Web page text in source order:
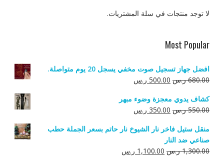
لا توجد منتجات في سلة المشتريات.
Most Popular
افضل جهاز تسجيل صوت مخفي يسجل 20 يوم متواصلة.
680.00 ر.س السعر
هو:
680.00 ر.س.
500.00 ر.سالسعر
هو:
500.00 ر.س.
كشاف يدوي معجزة وضوء مبهر
550.00 ر.س السعر
هو:
550.00 ر.س.
350.00 ر.سالسعر
هو:
منقل ستيل فاخر نار الشيوخ نار حاتم بسعر الجملة حطب
صناعي ضد النار
1,300.00 ر.س السعر
1,100.00 ر.سالسعر